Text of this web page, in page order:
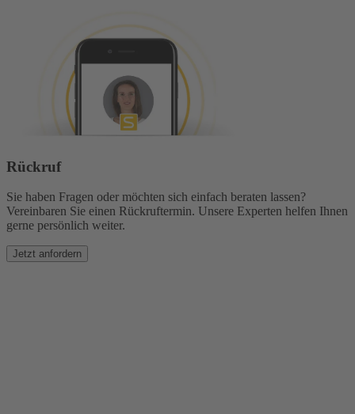
Rückruf
Sie haben Fragen oder möchten sich einfach beraten lassen?
Vereinbaren Sie einen Rückruftermin. Unsere Experten helfen Ihnen
gerne persönlich weiter.
Jetzt anfordern